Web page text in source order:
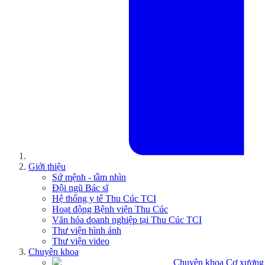
Giới thiệu
Sứ mệnh - tầm nhìn
Đội ngũ Bác sĩ
Hệ thống y tế Thu Cúc TCI
Hoạt động Bệnh viện Thu Cúc
Văn hóa doanh nghiệp tại Thu Cúc TCI
Thư viện hình ảnh
Thư viện video
Chuyên khoa
Chuyên khoa Cơ